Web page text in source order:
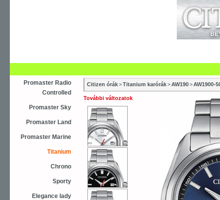
Promaster Radio
Controlled
Promaster Sky
Promaster Land
Promaster Marine
Titanium
Chrono
Sporty
Elegance lady
Citizen órák>Titanium karórák>AW190>AW1900-
További változatok